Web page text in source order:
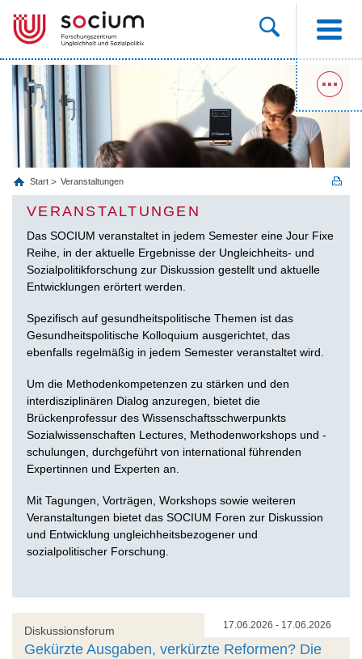
Start Veranstaltungen
VERANSTALTUNGEN
Das SOCIUM veranstaltet in jedem Semester eine Jour Fixe
Reihe, in der aktuelle Ergebnisse der Ungleichheits- und
Sozialpolitikforschung zur Diskussion gestellt und aktuelle
Entwicklungen erörtert werden.
Spezifisch auf gesundheitspolitische Themen ist das
Gesundheitspolitische Kolloquium ausgerichtet, das
ebenfalls regelmäßig in jedem Semester veranstaltet wird.
Um die Methodenkompetenzen zu stärken und den
interdisziplinären Dialog anzuregen, bietet die
Brückenprofessur des Wissenschaftsschwerpunkts
Sozialwissenschaften Lectures, Methodenworkshops und -
schulungen, durchgeführt von international führenden
Expertinnen und Experten an.
Mit Tagungen, Vorträgen, Workshops sowie weiteren
Veranstaltungen bietet das SOCIUM Foren zur Diskussion
und Entwicklung ungleichheitsbezogener und
sozialpolitischer Forschung.
17.06.2026 - 17.06.2026
Diskussionsforum
Gekürzte Ausgaben, verkürzte Reformen? Die